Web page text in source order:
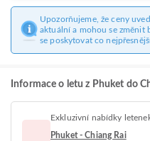
Upozorňujeme, že ceny
aktuální a mohou se změnit
se poskytovat co
Informace o letu z Phuket do
Exkluzivní nabídky
Phuket - Chiang Rai